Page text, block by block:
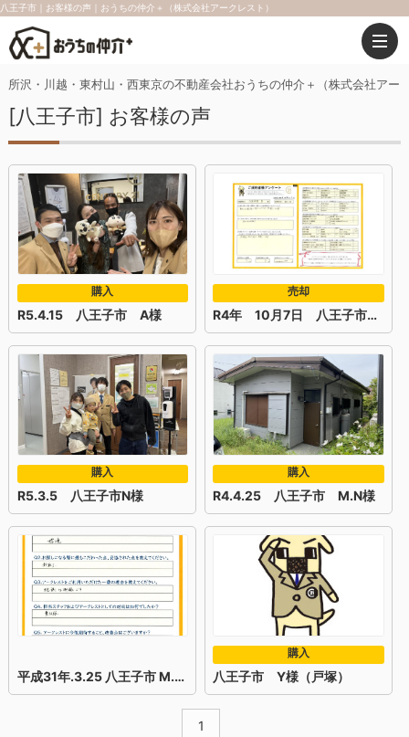
八王子市｜お客様の声｜おうちの仲介＋（株式会社アークレスト）
所沢・川越・東村山・西東京の不動産会社おうちの仲介＋（株式会社アー
[八王子市] お客様の声
購入
R5.4.15 八王子市 A様
売却
R4年 10月7日 八王子市 S様
購入
R5.3.5 八王子市N様
購入
R4.4.25 八王子市 M.N様
平成31年.3.25 八王子市 M.T様
購入
八王子市 Y様（戸塚）
1